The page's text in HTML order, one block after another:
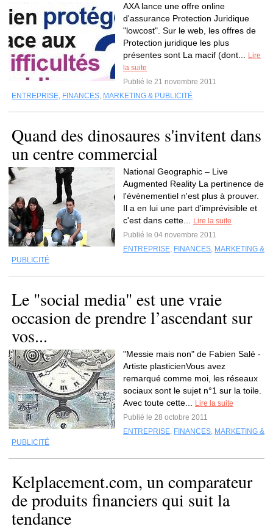
AXA lance une offre online
d'assurance Protection Juridique
"lowcost". Sur le web, les offres de
Protection juridique les plus
présentes sont La macif (dont...
Lire
la suite
Publié le 21 novembre 2011
ENTREPRISE, FINANCES, MARKETING & PUBLICITÉ
Quand des dinosaures s'invitent dans
un centre commercial
National Geographic – Live
Augmented Reality La pertinence de
l'évènementiel n'est plus à prouver.
Il a en lui une part d'imprévisible et
c'est dans cette...
Lire la suite
Publié le 04 novembre 2011
ENTREPRISE, FINANCES, MARKETING &
PUBLICITÉ
Le "social media" est une vraie
occasion de prendre l’ascendant sur
vos...
"Messie mais non" de Fabien Salé -
Artiste plasticienVous avez
remarqué comme moi, les réseaux
sociaux sont le sujet n°1 sur la toile.
Avec toute cette...
Lire la suite
Publié le 28 octobre 2011
ENTREPRISE, FINANCES, MARKETING &
PUBLICITÉ
Kelplacement.com, un comparateur
de produits financiers qui suit la
tendance